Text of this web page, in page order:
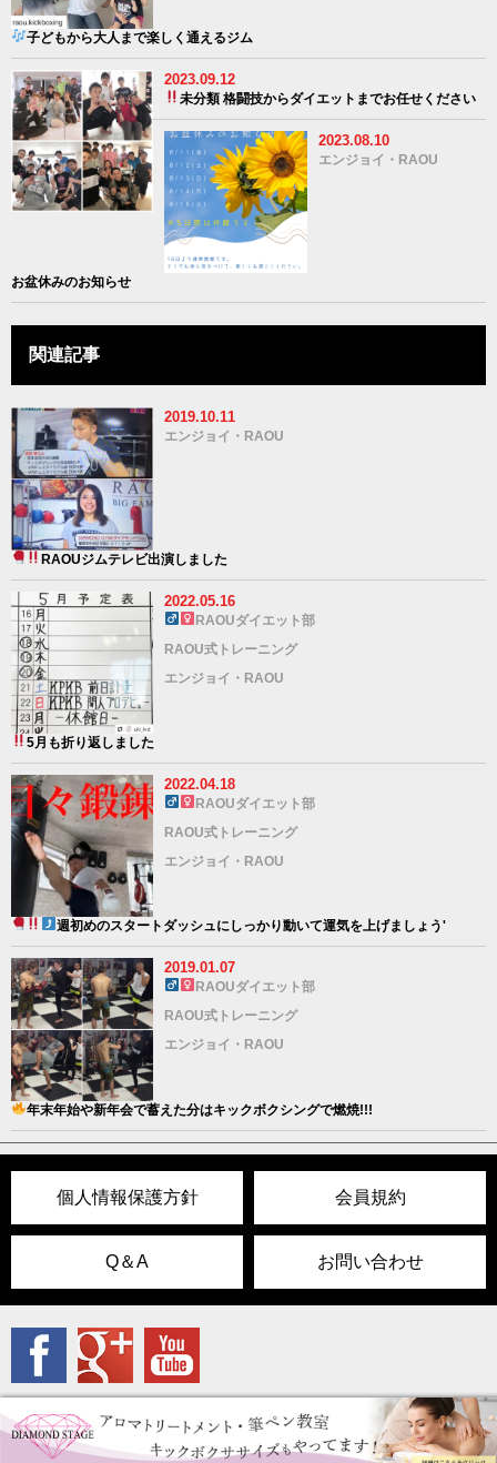
子どもから大人まで楽しく通えるジム
2023.09.12
未分類格闘技からダイエットまでお任せください
2023.08.10
エンジョイ・RAOU
お盆休みのお知らせ
関連記事
2019.10.11
エンジョイ・RAOU
RAOUジムテレビ出演しました
2022.05.16
RAOUダイエット部
RAOU式トレーニング
エンジョイ・RAOU
5月も折り返しました
2022.04.18
RAOUダイエット部
RAOU式トレーニング
エンジョイ・RAOU
週初めのスタートダッシュにしっかり動いて運気を上げましょう'
2019.01.07
RAOUダイエット部
RAOU式トレーニング
エンジョイ・RAOU
年末年始や新年会で蓄えた分はキックボクシングで燃焼!!!
個人情報保護方針 会員規約
Q＆A お問い合わせ
Copyright(c)RAOU JAPAN Kickboxing Gym 2015. All Rights Reserved.